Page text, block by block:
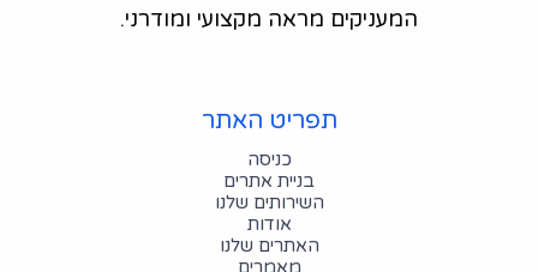
המעניקים מראה מקצועי ומודרני.
תפריט האתר
כניסה
בניית אתרים
השירותים שלנו
אודות
האתרים שלנו
מאמרים